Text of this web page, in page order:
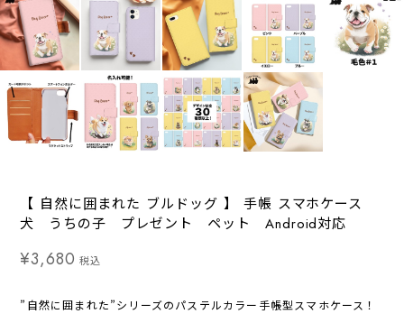
【 自然に囲まれた ブルドッグ 】 手帳 スマホケース
犬 うちの子 プレゼント ペット Android対応
¥3,680 税込
”自然に囲まれた”シリーズのパステルカラー手帳型スマホケース！